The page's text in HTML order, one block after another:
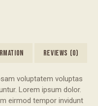
REVIEWS (0)
voluptatem voluptas
Lorem ipsum dolor.
eirmod tempor invidunt